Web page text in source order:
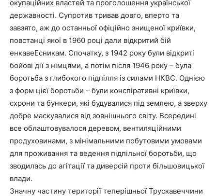
окупаційних властей та проголошення української
державності. Супротив тривав довго, вперто та
завзято, аж до останньої офіційно знищеної криївки,
повстанці якої в 1960 році дали відкритий бій
енкавеЕсникам. Спочатку, з 1942 року були відкриті
бойові дії з німцями, а потім після 1946 року – була
боротьба з глибокого підпілля із силами НКВС. Однією
з форм цієї боротьби – були конспіративні криївки,
схрони та бункери, які будувалися під землею, а зверху
добре маскувалися від зовнішнього світу. Всередині
все облаштовувалося деревом, вентиляційними
продуховинами, з мінімальними побутовими умовами
для проживання та ведення підпільної боротьби, що
зводилась до агітації та диверсій проти більшовицької
влади.
Значну частину території теперішньої Трускавеччини